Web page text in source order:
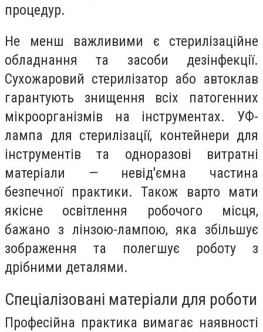
процедур.
Не менш важливими є стерилізаційне
обладнання та засоби дезінфекції.
Сухожаровий стерилізатор або автоклав
гарантують знищення всіх патогенних
мікроорганізмів на інструментах. УФ-
лампа для стерилізації, контейнери для
інструментів та одноразові витратні
матеріали — невід'ємна частина
безпечної практики. Також варто мати
якісне освітлення робочого місця,
бажано з лінзою-лампою, яка збільшує
зображення та полегшує роботу з
дрібними деталями.
Спеціалізовані матеріали для роботи
Професійна практика вимагає наявності